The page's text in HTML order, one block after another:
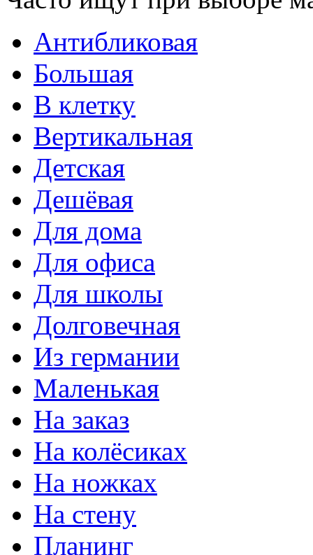
Антибликовая
Большая
В клетку
Вертикальная
Детская
Дешёвая
Для дома
Для офиса
Для школы
Долговечная
Из германии
Маленькая
На заказ
На колёсиках
На ножках
На стену
Планинг